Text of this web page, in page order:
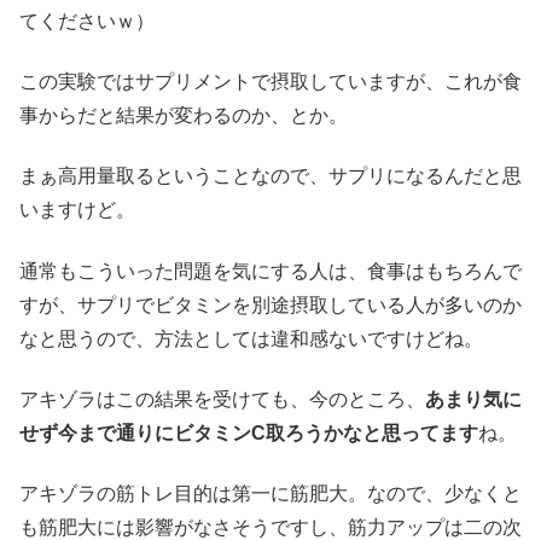
てくださいｗ）
この実験ではサプリメントで摂取していますが、これが食
事からだと結果が変わるのか、とか。
まぁ高用量取るということなので、サプリになるんだと思
いますけど。
通常もこういった問題を気にする人は、食事はもちろんで
すが、サプリでビタミンを別途摂取している人が多いのか
なと思うので、方法としては違和感ないですけどね。
アキゾラはこの結果を受けても、今のところ、 あまり気に
せず今まで通りにビタミンC取ろうかなと思ってますね。
アキゾラの筋トレ目的は第一に筋肥大。なので、少なくと
も筋肥大には影響がなさそうですし、筋力アップは二の次